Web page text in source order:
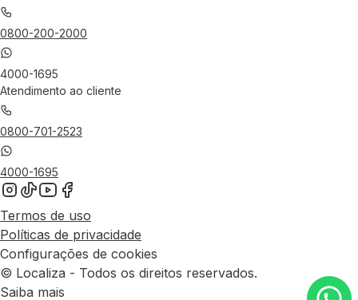
0800-200-2000
4000-1695
Atendimento ao cliente
0800-701-2523
4000-1695
Termos de uso
Políticas de privacidade
Configurações de cookies
© Localiza - Todos os direitos reservados.
Saiba mais